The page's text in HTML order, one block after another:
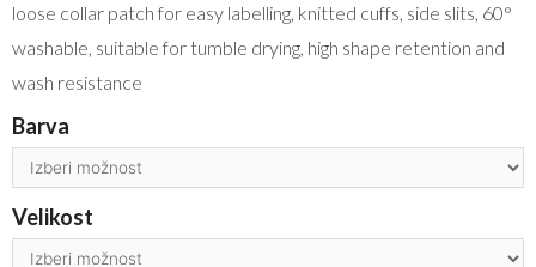
loose collar patch for easy labelling, knitted cuffs, side slits, 60°
washable, suitable for tumble drying, high shape retention and
wash resistance
Barva
Velikost